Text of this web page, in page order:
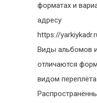
форматах и
адресу
https://
Виды альбомов
отличаются
видом